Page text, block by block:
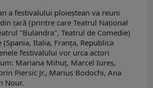
a festivalului ploieştean va reuni
ţară (printre care Teatrul Naţional
"Bulandra", Teatrul de Comedie)
Italia, Franţa, Republica
festivalului vor urca actori
Mariana Mihuț, Marcel Iureş,
Piersic Jr., Marius Bodochi, Ana
Nour.